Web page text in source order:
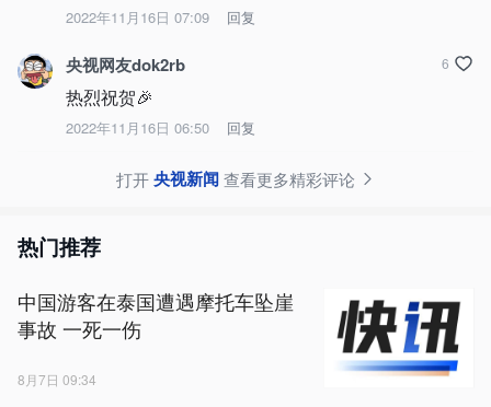
2022年11月16日 07:09 回复
央视网友dok2rb
热烈祝贺🎉
2022年11月16日 06:50 回复
6
打开央视新闻查看更多精彩评论
热门推荐
中国游客在泰国遭遇摩托车坠崖
事故 一死一伤
8月7日 09:34